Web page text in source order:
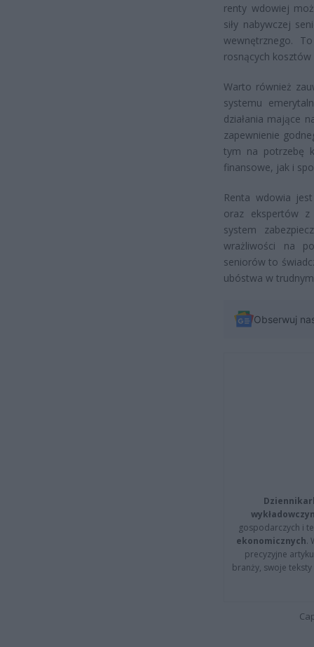
renty wdowiej
siły nabywczej
wewnętrznego.
rosnących kosztów
Warto również
systemu
działania mające
zapewnienie
tym na potrzebę
finansowe, jak i
Renta wdowia
oraz ekspertów z
system
wrażliwości na
seniorów to
ubóstwa w
Obserwuj
gospodarczych i
ekonomicznych.
precyzyjne
branży, swoje